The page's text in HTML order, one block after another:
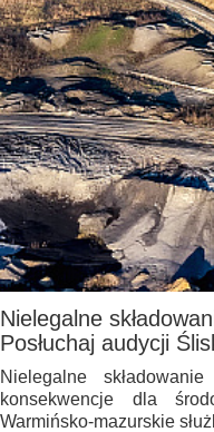
Nielegalne
Posłuchaj audycji
Nielegalne
konsekwencje dla
Warmińsko-mazurskie